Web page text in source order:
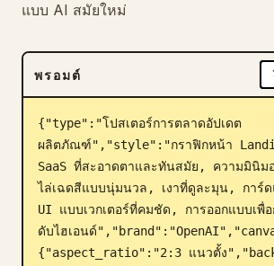
ราคา
ดาวน์โหลด
บล็อก
อัปเดต
แบบ AI สมัยใหม่
พรอมต์
{"type":"โปสเตอร์การตลาดอัปเดต
ผลิตภัณฑ์","style":"กราฟิกหน้า
SaaS ที่สะอาดตาและทันสมัย, ความมินิ
ไล่เฉดสีแบบนุ่มนวล, เงาที่ดูละมุน, การ์
UI แบบเวกเตอร์ที่คมชัด, การออกแบบเพื่อ
ดับไฮเอนด์
{"aspect_ratio":"2:3 แนวตั้ง